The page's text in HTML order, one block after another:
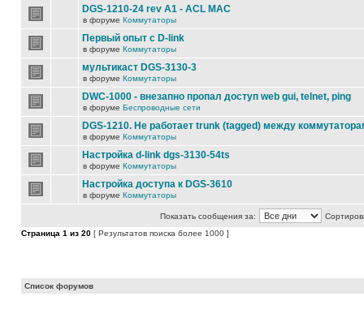
DGS-1210-24 rev A1 - ACL MAC
в форуме Коммутаторы
Первый опыт с D-link
в форуме Коммутаторы
мультикаст DGS-3130-3
в форуме Коммутаторы
DWC-1000 - внезапно пропал доступ web gui, telnet, ping
в форуме Беспроводные сети
DGS-1210. Не работает trunk (tagged) между
в форуме Коммутаторы
Настройка d-link dgs-3130-54ts
в форуме Коммутаторы
Настройка доступа к DGS-3610
в форуме Коммутаторы
Показать сообщения за:
Страница 1 из 20 [ Результатов поиска более 1000 ]
Список форумов